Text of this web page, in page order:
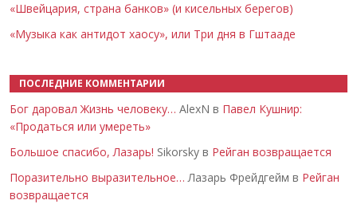
«Швейцария, страна банков» (и кисельных берегов)
«Музыка как антидот хаосу», или Три дня в Гштааде
ПОСЛЕДНИЕ КОММЕНТАРИИ
Бог даровал Жизнь человеку… AlexN в Павел Кушнир:
«Продаться или умереть»
Большое спасибо, Лазарь! Sikorsky в Рейган возвращается
Поразительно выразительное… Лазарь Фрейдгейм в Рейган
возвращается